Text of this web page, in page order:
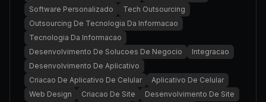
Software Personalizado
Tech Outsourcing
Outsourcing De Tecnologia Da Informacao
Tecnologia Da Informacao
Desenvolvimento De Solucoes De Negocio
Integracao
Desenvolvimento De Aplicativo
Criacao De Aplicativo De Celular
Aplicativo De Celular
Web Design
Criacao De Site
Desenvolvimento De Site